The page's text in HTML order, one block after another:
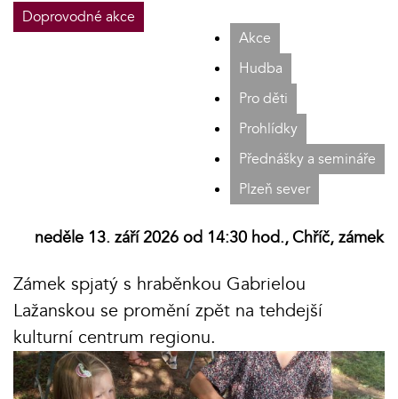
Doprovodné akce
Akce
Hudba
Pro děti
Prohlídky
Přednášky a semináře
Plzeň sever
neděle 13. září 2026 od 14:30 hod.,Chříč, zámek
Zámek spjatý s hraběnkou Gabrielou
Lažanskou se promění zpět na tehdejší
kulturní centrum regionu.